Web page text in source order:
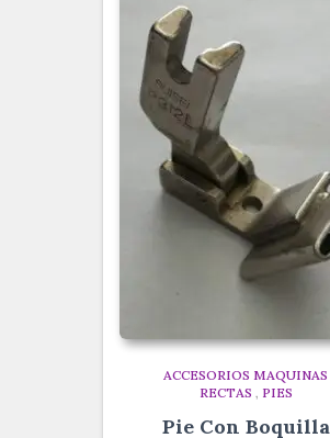
ACCESORIOS MAQUINAS
RECTAS
PIES
Pie Con Boquilla